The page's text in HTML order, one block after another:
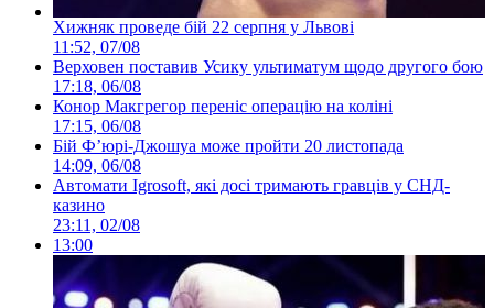
Хижняк проведе бій 22 серпня у Львові
11:52, 07/08
Верховен поставив Усику ультиматум щодо другого бою
17:18, 06/08
Конор Макгрегор переніс операцію на коліні
17:15, 06/08
Бій Ф’юрі-Джошуа може пройти 20 листопада
14:09, 06/08
Автомати Igrosoft, які досі тримають гравців у СНД-
казино
23:11, 02/08
13:00